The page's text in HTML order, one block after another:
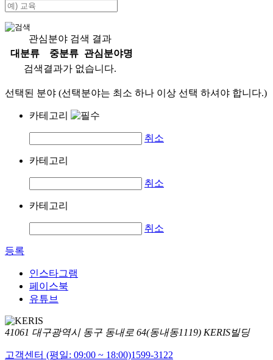
관심분야 검색 결과
대분류
중분류
관심분야명
검색결과가 없습니다.
선택된 분야 (선택분야는 최소 하나 이상 선택 하셔야 합니다.)
카테고리
취소
카테고리
취소
카테고리
취소
등록
인스타그램
페이스북
유튜브
41061 대구광역시 동구 동내로 64(동내동1119) KERIS빌딩
고객센터 (평일: 09:00 ~ 18:00)1599-3122